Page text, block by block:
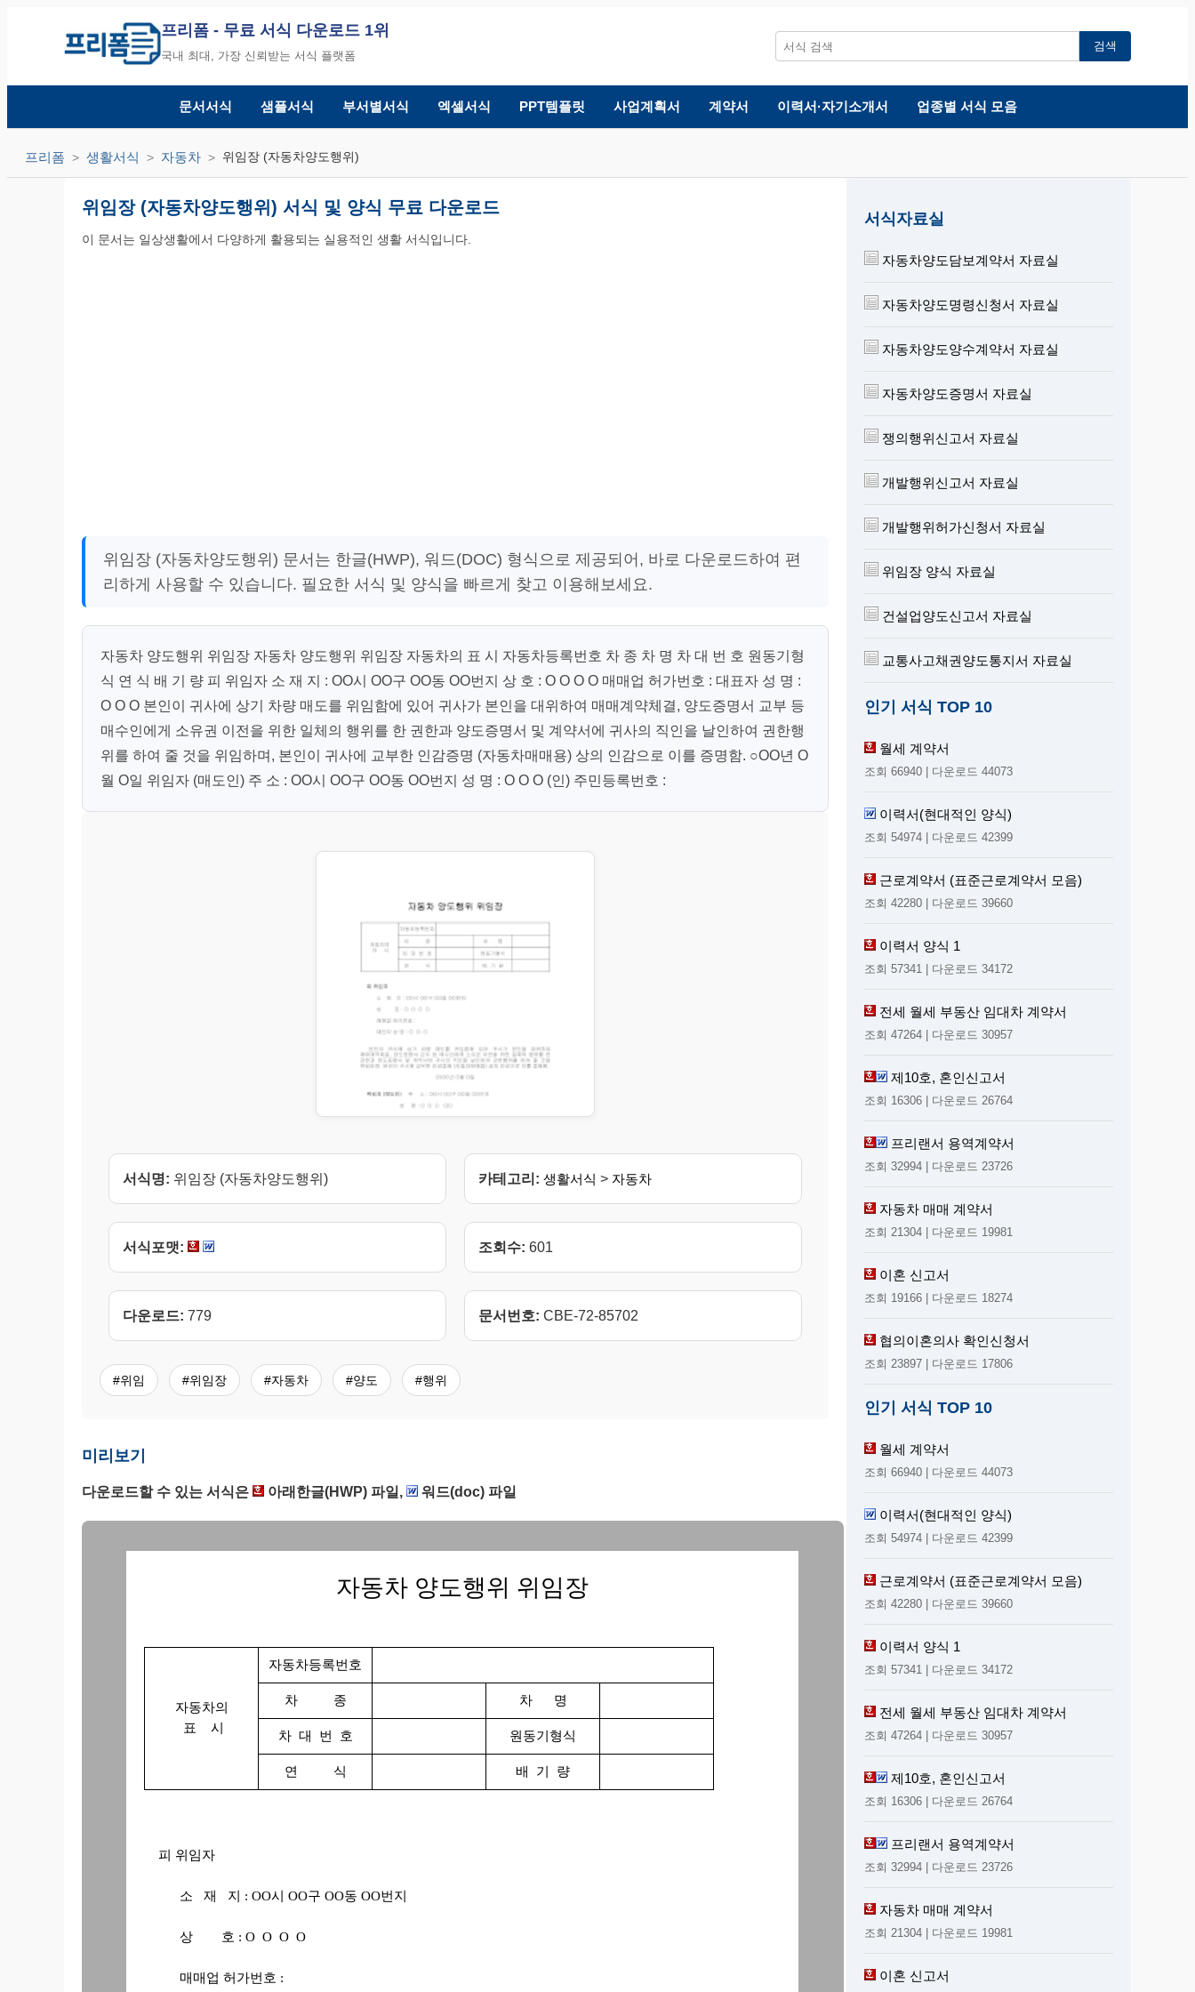
프리폼 - 무료 서식 다운로드 1위
국내 최대, 가장 신뢰받는 서식 플랫폼
검색
문서서식 샘플서식 부서별서식 엑셀서식 PPT템플릿 사업계획서 계약서 이력서·자기소개서 업종별 서식 모음
프리폼 생활서식 자동차 위임장 (자동차양도행위)
위임장 (자동차양도행위) 서식 및 양식 무료 다운로드
이 문서는 일상생활에서 다양하게 활용되는 실용적인 생활 서식입니다.
위임장 (자동차양도행위) 문서는 한글(HWP), 워드(DOC) 형식으로 제공되어, 바로 다운로드하여 편
리하게 사용할 수 있습니다. 필요한 서식 및 양식을 빠르게 찾고 이용해보세요.
자동차 양도행위 위임장 자동차 양도행위 위임장 자동차의 표 시 자동차등록번호 차 종 차 명 차 대 번 호 원동기형
식 연 식 배 기 량 피 위임자 소 재 지 : OO시 OO구 OO동 OO번지 상 호 : O O O O 매매업 허가번호 : 대표자 성 명 :
O O O 본인이 귀사에 상기 차량 매도를 위임함에 있어 귀사가 본인을 대위하여 매매계약체결, 양도증명서 교부 등
매수인에게 소유권 이전을 위한 일체의 행위를 한 권한과 양도증명서 및 계약서에 귀사의 직인을 날인하여 권한행
위를 하여 줄 것을 위임하며, 본인이 귀사에 교부한 인감증명 (자동차매매용) 상의 인감으로 이를 증명함. ○OO년 O
월 O일 위임자 (매도인) 주 소 : OO시 OO구 OO동 OO번지 성 명 : O O O (인) 주민등록번호 :
서식명: 위임장 (자동차양도행위) 카테고리: 생활서식 > 자동차
서식포맷: 조회수: 601
다운로드: 779 문서번호: CBE-72-85702
#위임 #위임장 #자동차 #양도 #행위
미리보기
다운로드할 수 있는 서식은 아래한글(HWP) 파일, 워드(doc) 파일
자동차 양도행위 위임장
자동차의
표 시
자동차등록번호
차 종 차 명
차 대 번 호 원동기형식
연 식 배 기 량
피 위임자
소 재 지 : OO시 OO구 OO동 OO번지
상 호 : O O O O
매매업 허가번호 :
서식자료실
자동차양도담보계약서 자료실
자동차양도명령신청서 자료실
자동차양도양수계약서 자료실
자동차양도증명서 자료실
쟁의행위신고서 자료실
개발행위신고서 자료실
개발행위허가신청서 자료실
위임장 양식 자료실
건설업양도신고서 자료실
교통사고채권양도통지서 자료실
인기 서식 TOP 10
월세 계약서
조회 66940 | 다운로드 44073
이력서(현대적인 양식)
조회 54974 | 다운로드 42399
근로계약서 (표준근로계약서 모음)
조회 42280 | 다운로드 39660
이력서 양식 1
조회 57341 | 다운로드 34172
전세 월세 부동산 임대차 계약서
조회 47264 | 다운로드 30957
제10호, 혼인신고서
조회 16306 | 다운로드 26764
프리랜서 용역계약서
조회 32994 | 다운로드 23726
자동차 매매 계약서
조회 21304 | 다운로드 19981
이혼 신고서
조회 19166 | 다운로드 18274
협의이혼의사 확인신청서
조회 23897 | 다운로드 17806
인기 서식 TOP 10
월세 계약서
조회 66940 | 다운로드 44073
이력서(현대적인 양식)
조회 54974 | 다운로드 42399
근로계약서 (표준근로계약서 모음)
조회 42280 | 다운로드 39660
이력서 양식 1
조회 57341 | 다운로드 34172
전세 월세 부동산 임대차 계약서
조회 47264 | 다운로드 30957
제10호, 혼인신고서
조회 16306 | 다운로드 26764
프리랜서 용역계약서
조회 32994 | 다운로드 23726
자동차 매매 계약서
조회 21304 | 다운로드 19981
이혼 신고서